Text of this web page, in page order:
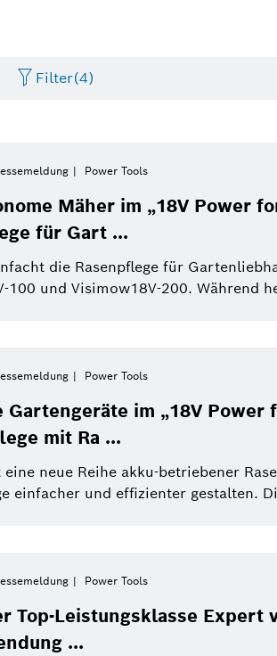
Filter(4)
Wirtschaft
Zweirad
Power Tools
Dremel
Service Solutions
Qualcomm
Afrika
Bitte wählen
Bitte wählen
Diese Woche
Dieses Quartal
Dieses Jahr
Pressemeldung
Referat
Filter schließen
Power Tools
Mäher im „18V Power
für Gart ...
die Rasenpflege für
100 und Visimow18V-200. Während
Power Tools
Gartengeräte im „18V Power
mit Ra ...
neue Reihe akku-betriebener
einfacher und effizienter gestalten.
Power Tools
Top-Leistungsklasse Expert
...